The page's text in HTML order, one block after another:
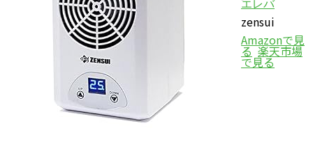
エレバ
zensui
Amazonで見
る 楽天市場
で見る